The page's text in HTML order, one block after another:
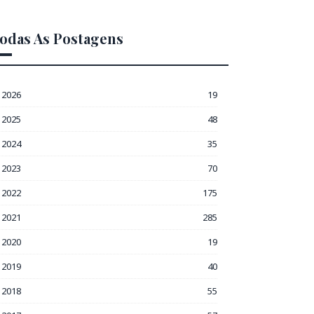
As Postagens
2026
19
2025
48
2024
35
2023
70
2022
175
2021
285
2020
19
2019
40
2018
55